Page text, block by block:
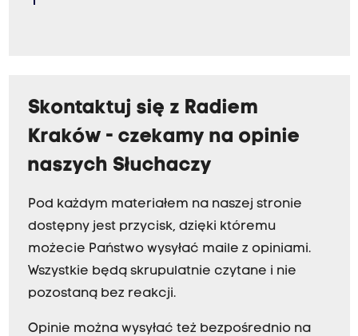
Skontaktuj się z Radiem
Kraków - czekamy na opinie
naszych Słuchaczy
Pod każdym materiałem na naszej stronie
dostępny jest przycisk, dzięki któremu
możecie Państwo wysyłać maile z opiniami.
Wszystkie będą skrupulatnie czytane i nie
pozostaną bez reakcji.
Opinie można wysyłać też bezpośrednio na